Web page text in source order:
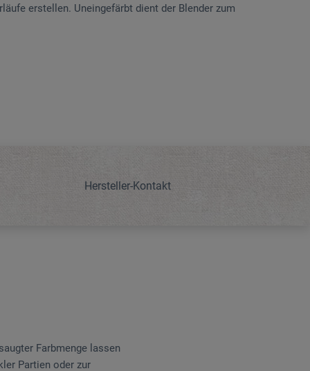
erstellen. Uneingefärbt dient der Blender zum
Hersteller-Kontakt
Farbmenge lassen
Partien oder zur